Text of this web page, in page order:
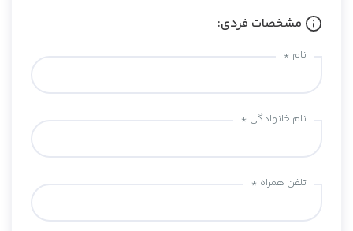
مشخصات فردی:
نام *
نام خانوادگی *
تلفن همراه *